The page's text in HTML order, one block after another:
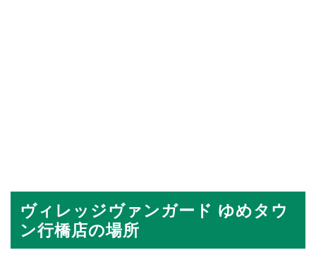
ヴィレッジヴァンガード ゆめタウ
ン行橋店の場所